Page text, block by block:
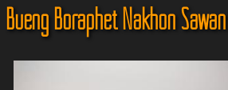
Bueng Boraphet Nakhon